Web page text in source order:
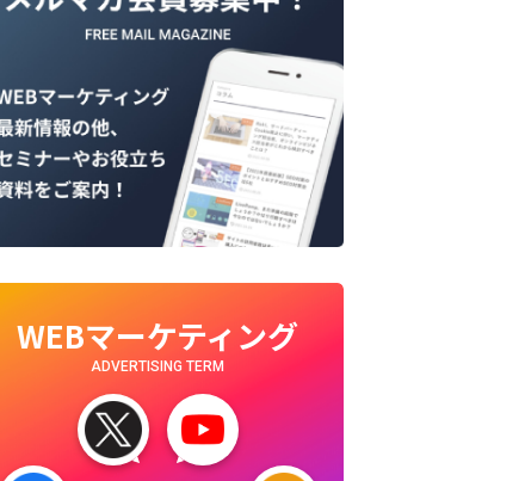
WEBマーケティング
ADVERTISING TERM